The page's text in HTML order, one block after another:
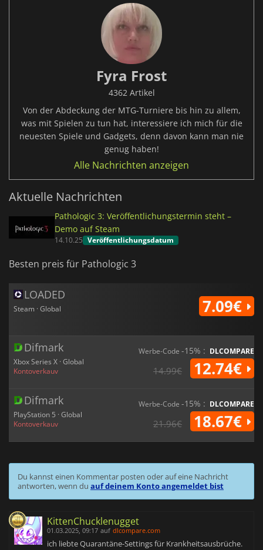
Fyra Frost
4362 Artikel
Von der Abdeckung der MTG-Turniere bis hin zu allem,
was mit Spielen zu tun hat, interessiere ich mich für die
neuesten Spiele und Gadgets, denn davon kann man nie
genug haben!
Alle Nachrichten anzeigen
Aktuelle Nachrichten
Pathologic 3: Veröffentlichungstermin steht –
Demo auf Steam
14.10.25 Veröffentlichungsdatum
Besten preis für Pathologic 3
LOADED
Steam · Global 7.09€
Difmark
Xbox Series X · Global
Kontoverkauv
Werbe-Code -15% : DLCOMPARE
14.99€ 12.74€
Difmark
PlayStation 5 · Global
Kontoverkauv
Werbe-Code -15% : DLCOMPARE
21.96€ 18.67€
Du kannst einen Kommentar posten oder auf eine Nachricht
antworten, wenn du auf deinem Konto angemeldet bist
KittenChucklenugget
01.03.2025, 09:17 auf dlcompare.com
ich liebte Quarantäne-Settings für Krankheitsausbrüche.